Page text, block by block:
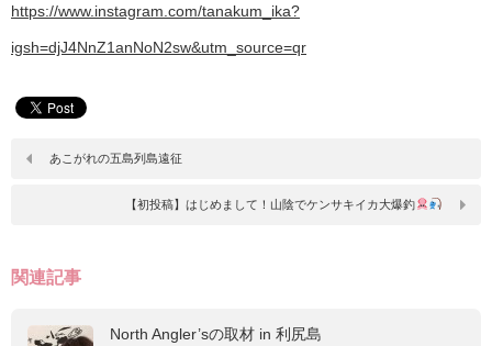
https://www.instagram.com/tanakum_ika?
igsh=djJ4NnZ1anNoN2sw&utm_source=qr
あこがれの五島列島遠征
【初投稿】はじめまして！山陰でケンサキイカ大爆釣
関連記事
North Angler’sの取材 in 利尻島